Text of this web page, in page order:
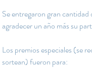
Se entregaron gran
agradecer un año más su
Los premios especiales (se
sortean) fueron para: